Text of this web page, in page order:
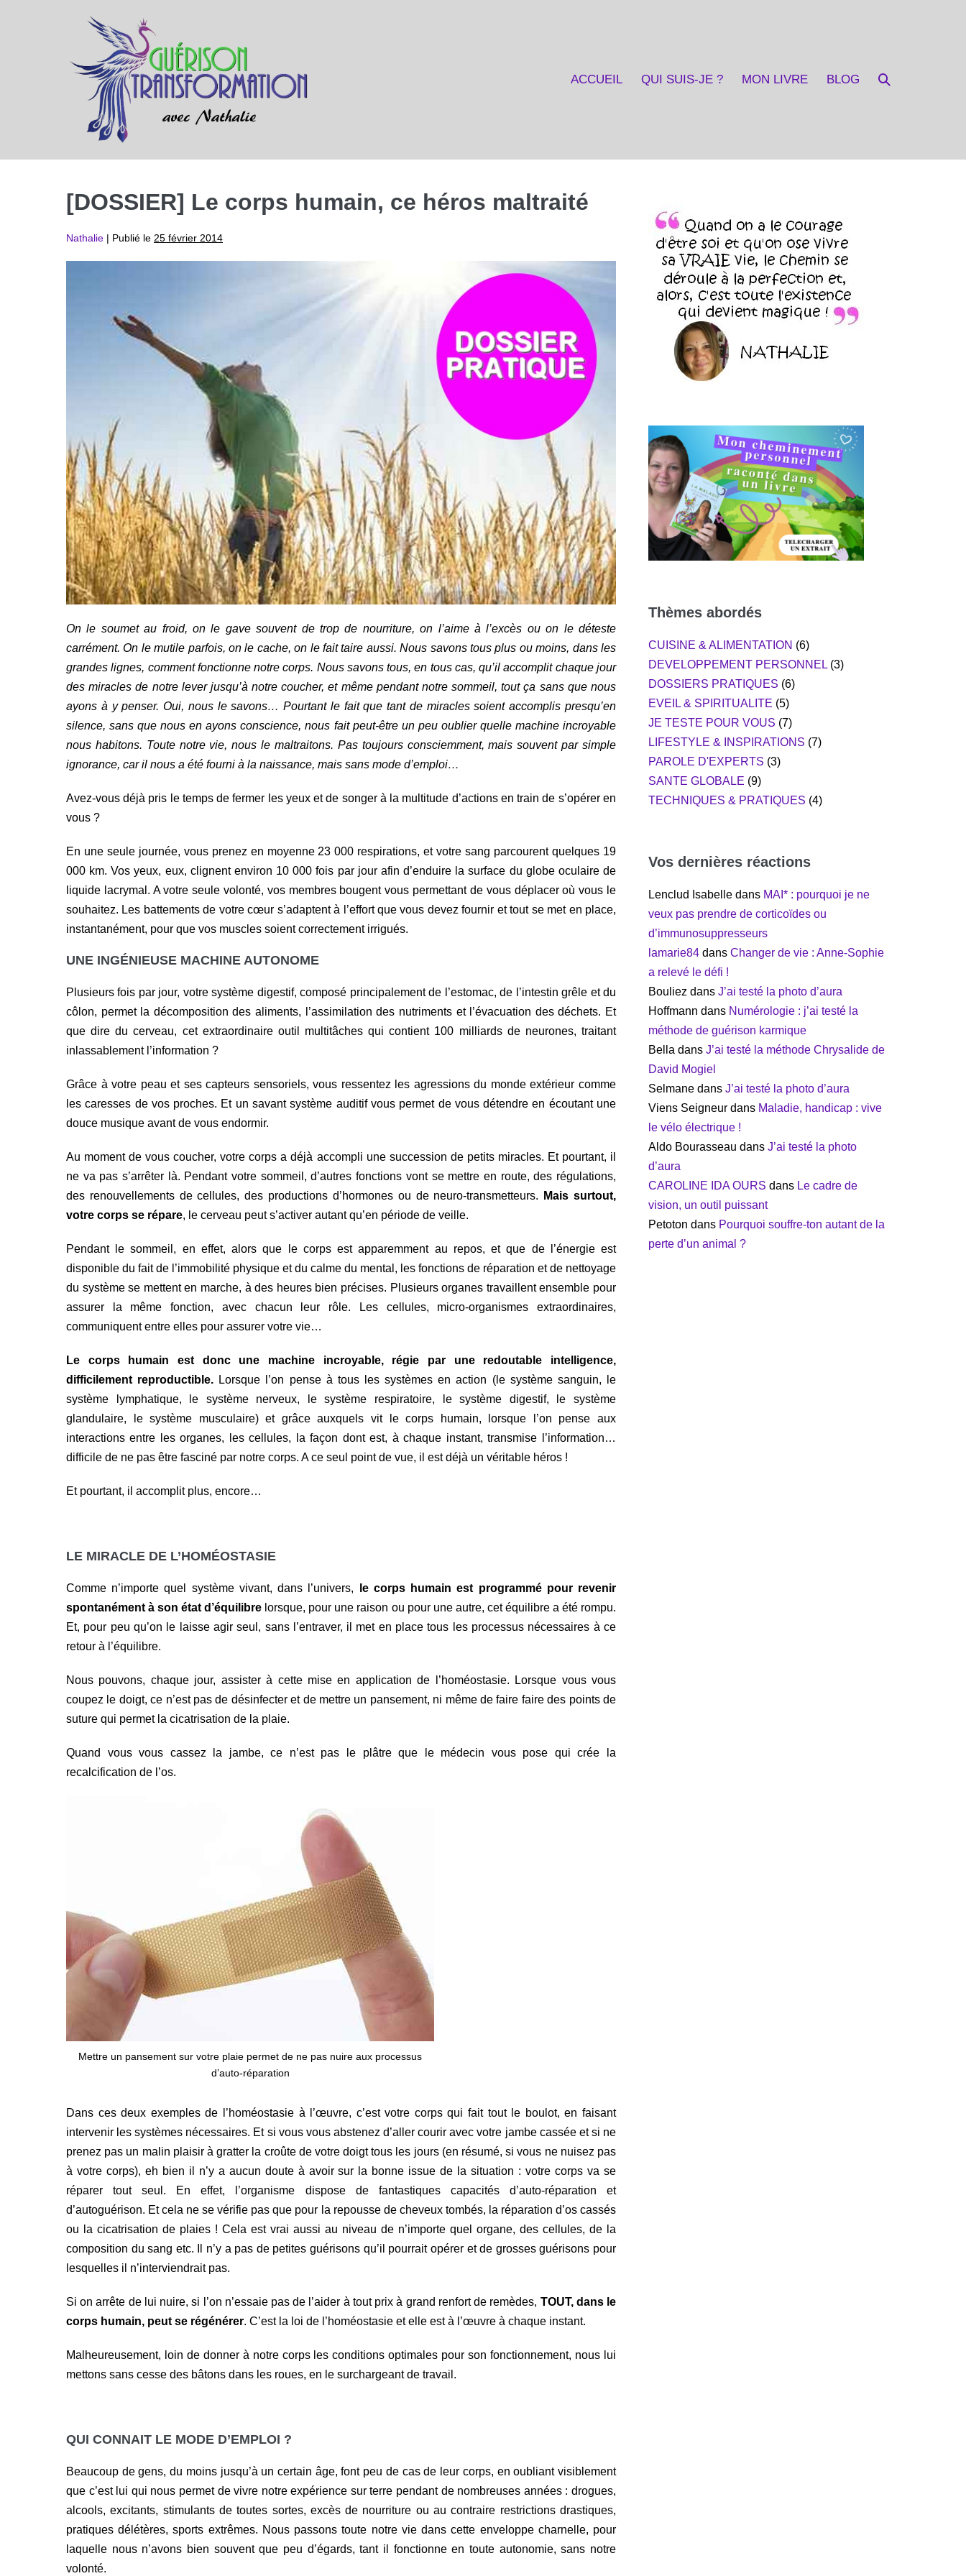
ACCUEIL QUI SUIS-JE ? MON LIVRE BLOG
Basculer
[DOSSIER] Le corps humain, ce héros maltraité
Nathalie | Publié le 25 février 2014
On le soumet au froid, on le gave souvent de trop de nourriture, on l’aime à l’excès ou on le déteste
carrément. On le mutile parfois, on le cache, on le fait taire aussi. Nous savons tous plus ou moins, dans les
grandes lignes, comment fonctionne notre corps. Nous savons tous, en tous cas, qu’il accomplit chaque jour
des miracles de notre lever jusqu’à notre coucher, et même pendant notre sommeil, tout ça sans que nous
ayons à y penser. Oui, nous le savons… Pourtant le fait que tant de miracles soient accomplis presqu’en
silence, sans que nous en ayons conscience, nous fait peut-être un peu oublier quelle machine incroyable
nous habitons. Toute notre vie, nous le maltraitons. Pas toujours consciemment, mais souvent par simple
ignorance, car il nous a été fourni à la naissance, mais sans mode d’emploi…
Avez-vous déjà pris le temps de fermer les yeux et de songer à la multitude d’actions en train de s’opérer en
vous ?
En une seule journée, vous prenez en moyenne 23 000 respirations, et votre sang parcourent quelques 19
000 km. Vos yeux, eux, clignent environ 10 000 fois par jour afin d’enduire la surface du globe oculaire de
liquide lacrymal. A votre seule volonté, vos membres bougent vous permettant de vous déplacer où vous le
souhaitez. Les battements de votre cœur s’adaptent à l’effort que vous devez fournir et tout se met en place,
instantanément, pour que vos muscles soient correctement irrigués.
UNE INGÉNIEUSE MACHINE AUTONOME
Plusieurs fois par jour, votre système digestif, composé principalement de l’estomac, de l’intestin grêle et du
côlon, permet la décomposition des aliments, l’assimilation des nutriments et l’évacuation des déchets. Et
que dire du cerveau, cet extraordinaire outil multitâches qui contient 100 milliards de neurones, traitant
inlassablement l’information ?
Grâce à votre peau et ses capteurs sensoriels, vous ressentez les agressions du monde extérieur comme
les caresses de vos proches. Et un savant système auditif vous permet de vous détendre en écoutant une
douce musique avant de vous endormir.
Au moment de vous coucher, votre corps a déjà accompli une succession de petits miracles. Et pourtant, il
ne va pas s’arrêter là. Pendant votre sommeil, d’autres fonctions vont se mettre en route, des régulations,
des renouvellements de cellules, des productions d’hormones ou de neuro-transmetteurs.
Mais surtout,
votre corps se répare, le cerveau peut s’activer autant qu’en période de veille.
Pendant le sommeil, en effet, alors que le corps est apparemment au repos, et que de l’énergie est
disponible du fait de l’immobilité physique et du calme du mental, les fonctions de réparation et de nettoyage
du système se mettent en marche, à des heures bien précises. Plusieurs organes travaillent ensemble pour
assurer la même fonction, avec chacun leur rôle. Les cellules, micro-organismes extraordinaires,
communiquent entre elles pour assurer votre vie…
Le corps humain est donc une machine incroyable, régie par une redoutable intelligence,
difficilement reproductible. Lorsque l’on pense à tous les systèmes en action (le système sanguin, le
système lymphatique, le système nerveux, le système respiratoire, le système digestif, le système
glandulaire, le système musculaire) et grâce auxquels vit le corps humain, lorsque l’on pense aux
interactions entre les organes, les cellules, la façon dont est, à chaque instant, transmise l’information…
difficile de ne pas être fasciné par notre corps. A ce seul point de vue, il est déjà un véritable héros !
Et pourtant, il accomplit plus, encore…
LE MIRACLE DE L’HOMÉOSTASIE
Comme n’importe quel système vivant, dans l’univers,
le corps humain est programmé pour revenir
spontanément à son état d’équilibre lorsque, pour une raison ou pour une autre, cet équilibre a été rompu.
Et, pour peu qu’on le laisse agir seul, sans l’entraver, il met en place tous les processus nécessaires à ce
retour à l’équilibre.
Nous pouvons, chaque jour, assister à cette mise en application de l’homéostasie. Lorsque vous vous
coupez le doigt, ce n’est pas de désinfecter et de mettre un pansement, ni même de faire faire des points de
suture qui permet la cicatrisation de la plaie.
Quand vous vous cassez la jambe, ce n’est pas le plâtre que le médecin vous pose qui crée la
recalcification de l’os.
Mettre un pansement sur votre plaie permet de ne pas nuire aux processus
d’auto-réparation
Dans ces deux exemples de l’homéostasie à l’œuvre, c’est votre corps qui fait tout le boulot, en faisant
intervenir les systèmes nécessaires. Et si vous vous abstenez d’aller courir avec votre jambe cassée et si ne
prenez pas un malin plaisir à gratter la croûte de votre doigt tous les jours (en résumé, si vous ne nuisez pas
à votre corps), eh bien il n’y a aucun doute à avoir sur la bonne issue de la situation : votre corps va se
réparer tout seul. En effet, l’organisme dispose de fantastiques capacités d’auto-réparation et
d’autoguérison. Et cela ne se vérifie pas que pour la repousse de cheveux tombés, la réparation d’os cassés
ou la cicatrisation de plaies ! Cela est vrai aussi au niveau de n’importe quel organe, des cellules, de la
composition du sang etc. Il n’y a pas de petites guérisons qu’il pourrait opérer et de grosses guérisons pour
lesquelles il n’interviendrait pas.
Si on arrête de lui nuire, si l’on n’essaie pas de l’aider à tout prix à grand renfort de remèdes, TOUT, dans le
corps humain, peut se régénérer. C’est la loi de l’homéostasie et elle est à l’œuvre à chaque instant.
Malheureusement, loin de donner à notre corps les conditions optimales pour son fonctionnement, nous lui
mettons sans cesse des bâtons dans les roues, en le surchargeant de travail.
QUI CONNAIT LE MODE D’EMPLOI ?
Beaucoup de gens, du moins jusqu’à un certain âge, font peu de cas de leur corps, en oubliant visiblement
que c’est lui qui nous permet de vivre notre expérience sur terre pendant de nombreuses années : drogues,
alcools, excitants, stimulants de toutes sortes, excès de nourriture ou au contraire restrictions drastiques,
pratiques délétères, sports extrêmes. Nous passons toute notre vie dans cette enveloppe charnelle, pour
laquelle nous n’avons bien souvent que peu d’égards, tant il fonctionne en toute autonomie, sans notre
volonté.
Thèmes abordés
CUISINE & ALIMENTATION (6)
DEVELOPPEMENT PERSONNEL(3)
DOSSIERS PRATIQUES (6)
EVEIL & SPIRITUALITE (5)
JE TESTE POUR VOUS (7)
LIFESTYLE & INSPIRATIONS (7)
PAROLE D'EXPERTS (3)
SANTE GLOBALE (9)
TECHNIQUES & PRATIQUES (4)
Vos dernières réactions
Lenclud Isabelledans MAI* : pourquoi je ne
veux pas prendre de corticoïdes ou
d’immunosuppresseurs
lamarie84dans Changer de vie : Anne-Sophie
a relevé le défi !
Bouliez dans J’ai testé la photo d’aura
Hoffmann dans Numérologie : j’ai testé la
méthode de guérison karmique
Bella dans J’ai testé la méthode Chrysalide de
David Mogiel
Selmanedans J’ai testé la photo d’aura
Viens Seigneurdans Maladie, handicap : vive
le vélo électrique !
Aldo Bourasseau dans J’ai testé la photo
d’aura
CAROLINE IDA OURS dans Le cadre de
vision, un outil puissant
Petoton dans Pourquoi souffre-ton autant de la
perte d’un animal ?